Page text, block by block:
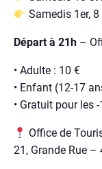
Samedis 1er,
Départ à 21h –
• Adulte : 10 €
• Enfant (12-17
• Gratuit pour les
Office de
21, Grande Rue –